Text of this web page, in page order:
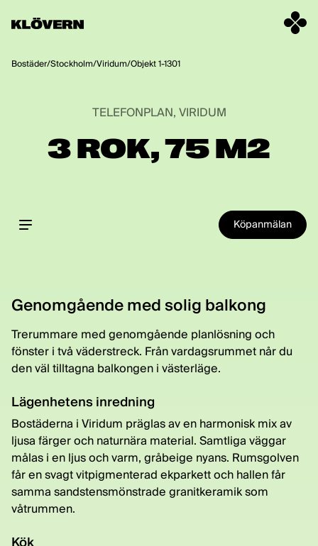
Bostäder/Stockholm/Viridum/Objekt 1-1301
TELEFONPLAN, VIRIDUM
3 ROK, 75 M2
Köpanmälan
Genomgående med solig balkong
Trerummare med genomgående planlösning och
fönster i två väderstreck. Från vardagsrummet når du
den väl tilltagna balkongen i västerläge.
Lägenhetens inredning
Bostäderna i Viridum präglas av en harmonisk mix av
ljusa färger och naturnära material. Samtliga väggar
målas i en ljus och varm, gråbeige nyans. Rumsgolven
får en svagt vitpigmenterad ekparkett och hallen får
samma sandstensmönstrade granitkeramik som
våtrummen.
Kök